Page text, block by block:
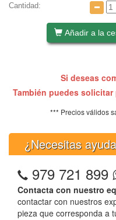
Cantidad:
Añadir a la
Si deseas
También puedes
*** Precios válidos
¿Necesitas
979 721 899
Contacta con nuestro
contactar con nuestros
pieza que corresponda a